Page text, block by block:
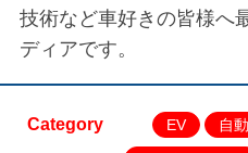
技術など車好きの皆様へ
ディアです。
Category EV
自